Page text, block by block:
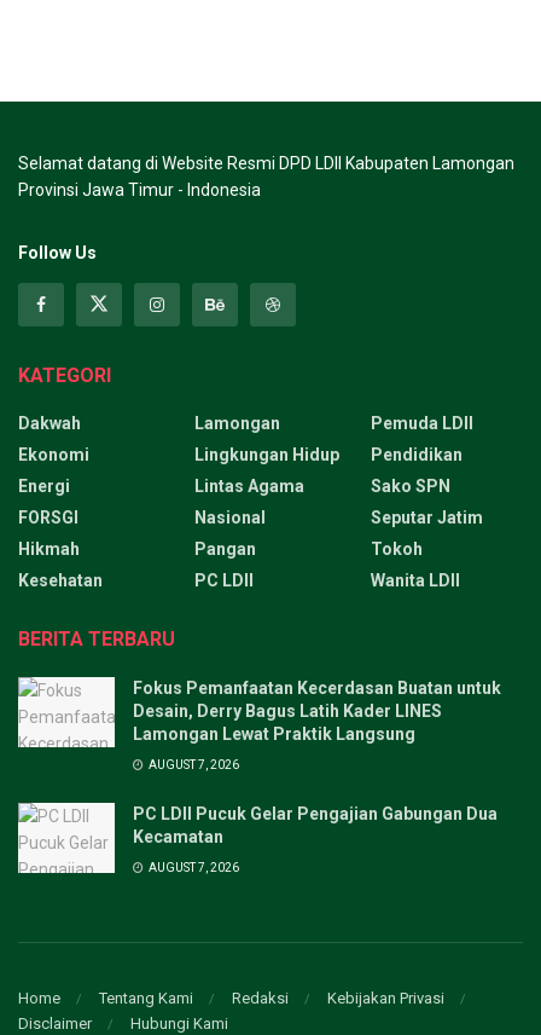
Selamat datang di Website Resmi DPD LDII Kabupaten Lamongan
Provinsi Jawa Timur - Indonesia
Follow Us
KATEGORI
Dakwah
Ekonomi
Energi
FORSGI
Hikmah
Kesehatan
Lamongan
Lingkungan Hidup
Lintas Agama
Nasional
Pangan
PC LDII
Pemuda LDII
Pendidikan
Sako SPN
Seputar Jatim
Tokoh
Wanita LDII
BERITA TERBARU
Fokus Pemanfaatan Kecerdasan Buatan untuk
Desain, Derry Bagus Latih Kader LINES
Lamongan Lewat Praktik Langsung
AUGUST 7, 2026
PC LDII Pucuk Gelar Pengajian Gabungan Dua
Kecamatan
AUGUST 7, 2026
Home Tentang Kami Redaksi
Kebijakan Privasi
Disclaimer
Hubungi Kami